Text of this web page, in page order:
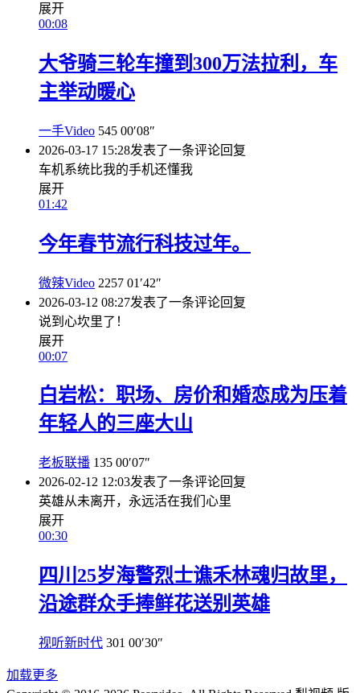
展开
00:08
大爷骑三轮车撞到300万法拉利，车
主举动暖心
一手Video 545 00′08″
2026-03-17 15:28发表了一条评论回复
车机系统比我的手机还懂我
展开
01:42
今年春节流行科技过年。
微辣Video 2257 01′42″
2026-03-12 08:27发表了一条评论回复
说到心坎里了！
展开
00:07
白岩松：职场、房价和婚恋成为压着
年轻人的三座大山
老板联播 135 00′07″
2026-02-12 12:03发表了一条评论回复
英雄从未离开，永远活在我们心里
展开
00:30
四川25岁海警烈士谯禾林魂归故里，
沿途群众手捧鲜花送别英雄
视听新时代 301 00′30″
加载更多